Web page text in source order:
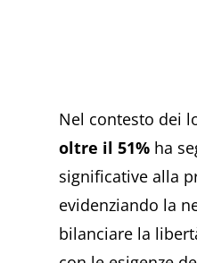
Nel contesto dei
oltre il 51% ha
significative alla
evidenziando la
bilanciare la